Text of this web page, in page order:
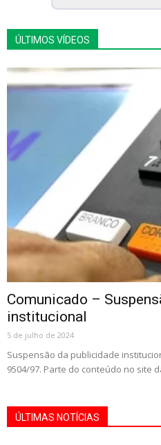
ÚLTIMOS VÍDEOS
Comunicado –
institucional
5 de julho de 2024
Suspensão da publicidade
9504/97. Parte do conteúdo no site
ÚLTIMAS NOTÍCIAS